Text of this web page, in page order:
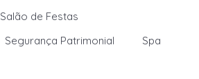
Salão de Festas
Segurança Patrimonial Spa